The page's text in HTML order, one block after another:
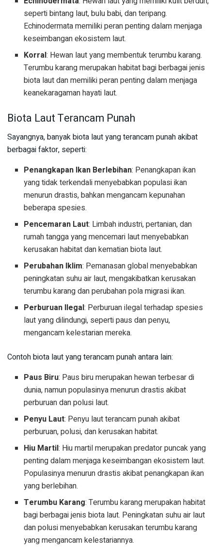
seperti bintang laut, bulu babi, dan teripang.
Echinodermata memiliki peran penting dalam menjaga
keseimbangan ekosistem laut.
Korral: Hewan laut yang membentuk terumbu karang.
Terumbu karang merupakan habitat bagi berbagai jenis
biota laut dan memiliki peran penting dalam menjaga
keanekaragaman hayati laut.
Biota Laut Terancam Punah
Sayangnya, banyak biota laut yang terancam punah akibat
berbagai faktor, seperti:
Penangkapan Ikan Berlebihan: Penangkapan ikan
yang tidak terkendali menyebabkan populasi ikan
menurun drastis, bahkan mengancam kepunahan
beberapa spesies.
Pencemaran Laut: Limbah industri, pertanian, dan
rumah tangga yang mencemari laut menyebabkan
kerusakan habitat dan kematian biota laut.
Perubahan Iklim: Pemanasan global menyebabkan
peningkatan suhu air laut, mengakibatkan kerusakan
terumbu karang dan perubahan pola migrasi ikan.
Perburuan Ilegal: Perburuan ilegal terhadap spesies
laut yang dilindungi, seperti paus dan penyu,
mengancam kelestarian mereka.
Contoh biota laut yang terancam punah antara lain:
Paus Biru: Paus biru merupakan hewan terbesar di
dunia, namun populasinya menurun drastis akibat
perburuan dan polusi laut.
Penyu Laut: Penyu laut terancam punah akibat
perburuan, polusi, dan kerusakan habitat.
Hiu Martil: Hiu martil merupakan predator puncak yang
penting dalam menjaga keseimbangan ekosistem laut.
Populasinya menurun drastis akibat penangkapan ikan
yang berlebihan.
Terumbu Karang: Terumbu karang merupakan habitat
bagi berbagai jenis biota laut. Peningkatan suhu air laut
dan polusi menyebabkan kerusakan terumbu karang
yang mengancam kelestariannya.